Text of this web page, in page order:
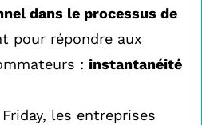
dans le processus de
pour répondre aux
: instantanéité
les entreprises